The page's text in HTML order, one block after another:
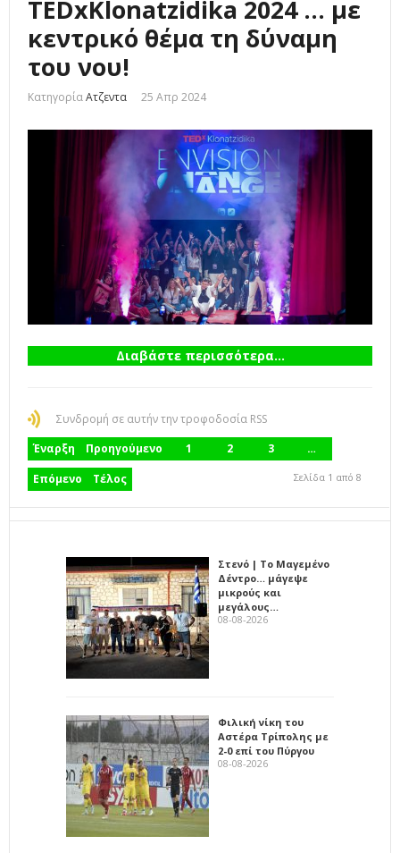
TEDxKlonatzidika 2024 ... με
κεντρικό θέμα τη δύναμη
του νου!
ΚατηγορίαΑτζεντα 25 Απρ 2024
Διαβάστε περισσότερα...
Συνδρομή σε αυτήν την τροφοδοσία RSS
Έναρξη
Προηγούμενο 1 2 3
…
Επόμενο
Τέλος Σελίδα 1 από 8
Στενό | Το Μαγεμένο
Δέντρο… μάγεψε
μικρούς και
μεγάλους…
08-08-2026
Φιλική νίκη του
Αστέρα Τρίπολης με
2-0 επί του Πύργου
08-08-2026